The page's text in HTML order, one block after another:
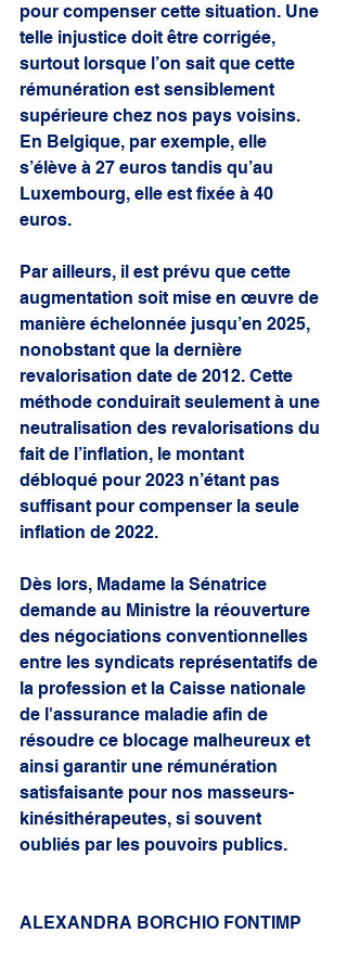
pour compenser cette situation. Une
telle injustice doit être corrigée,
surtout lorsque l’on sait que cette
rémunération est sensiblement
supérieure chez nos pays voisins.
En Belgique, par exemple, elle
s’élève à 27 euros tandis qu’au
Luxembourg, elle est fixée à 40
euros.
Par ailleurs, il est prévu que cette
augmentation soit mise en œuvre de
manière échelonnée jusqu’en 2025,
nonobstant que la dernière
revalorisation date de 2012. Cette
méthode conduirait seulement à une
neutralisation des revalorisations du
fait de l’inflation, le montant
débloqué pour 2023 n’étant pas
suffisant pour compenser la seule
inflation de 2022.
Dès lors, Madame la Sénatrice
demande au Ministre la réouverture
des négociations conventionnelles
entre les syndicats représentatifs de
la profession et la Caisse nationale
de l'assurance maladie afin de
résoudre ce blocage malheureux et
ainsi garantir une rémunération
satisfaisante pour nos masseurs-
kinésithérapeutes, si souvent
oubliés par les pouvoirs publics.
ALEXANDRA BORCHIO FONTIMP